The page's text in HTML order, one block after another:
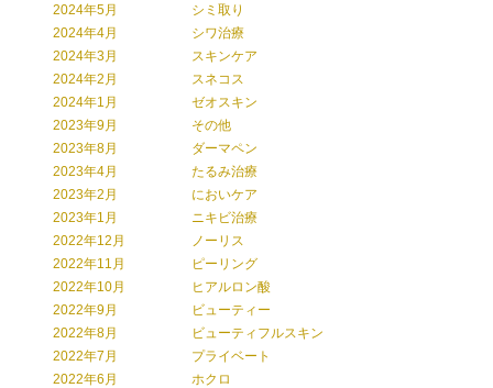
2024年5月
2024年4月
2024年3月
2024年2月
2024年1月
2023年9月
2023年8月
2023年4月
2023年2月
2023年1月
2022年12月
2022年11月
2022年10月
2022年9月
2022年8月
2022年7月
2022年6月
シミ取り
シワ治療
スキンケア
スネコス
ゼオスキン
その他
ダーマペン
たるみ治療
においケア
ニキビ治療
ノーリス
ピーリング
ヒアルロン酸
ビューティー
ビューティフルスキン
プライベート
ホクロ